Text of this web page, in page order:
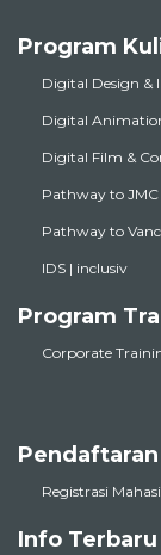
Program
Digital Design &
Digital
Digital Film &
Pathway to
Pathway to
IDS | inclusiv
Program
Corporate
Pendaftaran
Registrasi
Info Terbaru